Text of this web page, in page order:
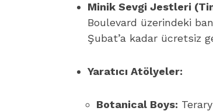
Minik Sevgi Jestleri
Boulevard üzerindeki
Şubat’a kadar ücretsiz
Yaratıcı Atölyeler:
Botanical Boys: